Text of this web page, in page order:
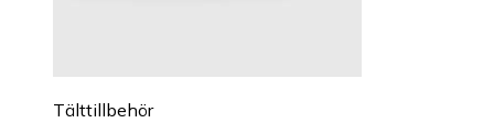
Tälttillbehör